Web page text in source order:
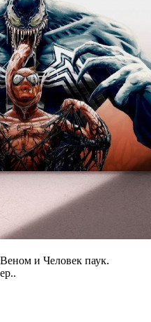
и Человек паук.